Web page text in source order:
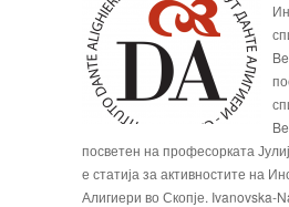
посветен на професорката
е статија за активностите на
Алигиери во Скопје. Ivanovska-